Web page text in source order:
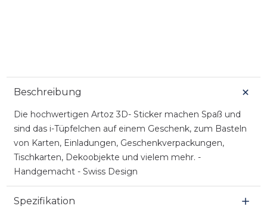
Beschreibung
Die hochwertigen Artoz 3D- Sticker machen Spaß und
sind das i-Tüpfelchen auf einem Geschenk, zum Basteln
von Karten, Einladungen, Geschenkverpackungen,
Tischkarten, Dekoobjekte und vielem mehr. -
Handgemacht - Swiss Design
Spezifikation